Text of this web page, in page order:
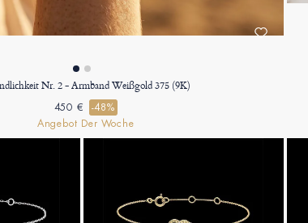
Nr. 2 - Armband Weißgold 375 (9K)
450 €
-48%
Angebot Der Woche